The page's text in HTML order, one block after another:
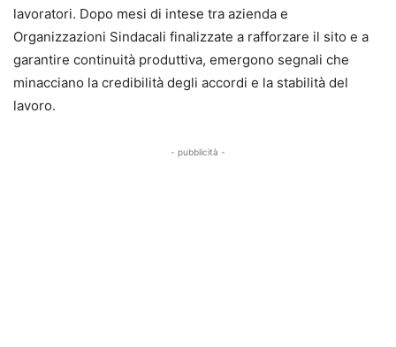
lavoratori. Dopo mesi di intese tra azienda e
Organizzazioni Sindacali finalizzate a rafforzare il sito e a
garantire continuità produttiva, emergono segnali che
minacciano la credibilità degli accordi e la stabilità del
lavoro.
- pubblicità -